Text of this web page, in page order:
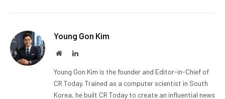
Young Gon Kim
WebsiteLinkedIn
Young Gon Kim is the founder and Editor-in-Chief of
CR Today. Trained as a computer scientist in South
Korea, he built CR Today to create an influential news